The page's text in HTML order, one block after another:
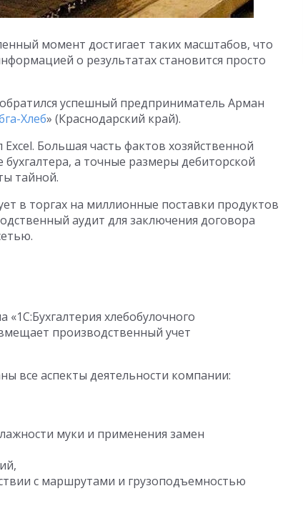
момент достигает таких масштабов, что
о результатах становится просто
успешный предприниматель Арман
Хлеб» (Краснодарский край).
Большая часть фактов хозяйственной
а точные размеры дебиторской
тайной.
в торгах на миллионные поставки продуктов
аудит для заключения договора
хлебобулочного
производственный учет
все аспекты деятельности компании:
муки и применения замен
с маршрутами и грузоподъемностью